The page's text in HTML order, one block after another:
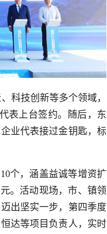
科技创新等多个领域，
表上台签约。随后，东
业代表接过金钥匙，标
个，涵盖益诚等增资扩
。活动现场，市、镇领
出坚实一步，第四季度
达等项目负责人，实时